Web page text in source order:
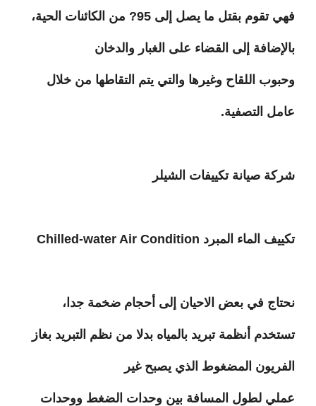
فهي تقوم بقتل ما يصل إلى 95? من الكائنات الحية،
بالإضافة إلى القضاء على الغبار والدخان
وحبوب اللقاح وغيرها والتي يتم التقاطها من خلال
عامل التصفية.
شركة صيانة تكييفات الشيلر
تكييف الماء المبرد Chilled-water Air Condition
نحتاج في بعض الاحيان إلى أحجام ضخمة جدا،
تستخدم أنظمة تبريد بالمياه بدلا من نظم التبريد بغاز
الفريون المضغوط الذي يصبح غير
عملي لطول المسافة بين وحدات الضغط ووحدات